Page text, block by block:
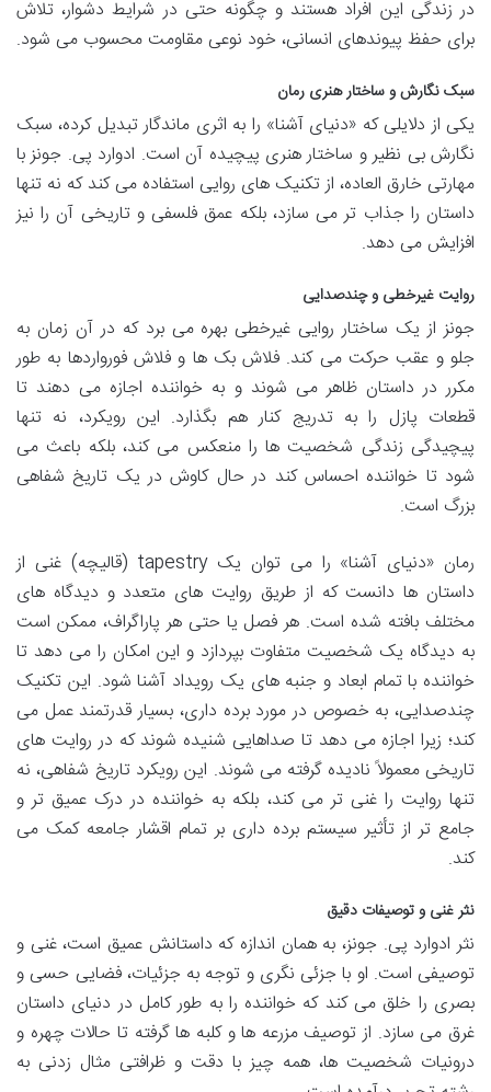
در زندگی این افراد هستند و چگونه حتی در شرایط دشوار، تلاش
برای حفظ پیوندهای انسانی، خود نوعی مقاومت محسوب می شود.
سبک نگارش و ساختار هنری رمان
یکی از دلایلی که «دنیای آشنا» را به اثری ماندگار تبدیل کرده، سبک
نگارش بی نظیر و ساختار هنری پیچیده آن است. ادوارد پی. جونز با
مهارتی خارق العاده، از تکنیک های روایی استفاده می کند که نه تنها
داستان را جذاب تر می سازد، بلکه عمق فلسفی و تاریخی آن را نیز
افزایش می دهد.
روایت غیرخطی و چندصدایی
جونز از یک ساختار روایی غیرخطی بهره می برد که در آن زمان به
جلو و عقب حرکت می کند. فلاش بک ها و فلاش فورواردها به طور
مکرر در داستان ظاهر می شوند و به خواننده اجازه می دهند تا
قطعات پازل را به تدریج کنار هم بگذارد. این رویکرد، نه تنها
پیچیدگی زندگی شخصیت ها را منعکس می کند، بلکه باعث می
شود تا خواننده احساس کند در حال کاوش در یک تاریخ شفاهی
بزرگ است.
رمان «دنیای آشنا» را می توان یک tapestry (قالیچه) غنی از
داستان ها دانست که از طریق روایت های متعدد و دیدگاه های
مختلف بافته شده است. هر فصل یا حتی هر پاراگراف، ممکن است
به دیدگاه یک شخصیت متفاوت بپردازد و این امکان را می دهد تا
خواننده با تمام ابعاد و جنبه های یک رویداد آشنا شود. این تکنیک
چندصدایی، به خصوص در مورد برده داری، بسیار قدرتمند عمل می
کند؛ زیرا اجازه می دهد تا صداهایی شنیده شوند که در روایت های
تاریخی معمولاً نادیده گرفته می شوند. این رویکرد تاریخ شفاهی، نه
تنها روایت را غنی تر می کند، بلکه به خواننده در درک عمیق تر و
جامع تر از تأثیر سیستم برده داری بر تمام اقشار جامعه کمک می
کند.
نثر غنی و توصیفات دقیق
نثر ادوارد پی. جونز، به همان اندازه که داستانش عمیق است، غنی و
توصیفی است. او با جزئی نگری و توجه به جزئیات، فضایی حسی و
بصری را خلق می کند که خواننده را به طور کامل در دنیای داستان
غرق می سازد. از توصیف مزرعه ها و کلبه ها گرفته تا حالات چهره و
درونیات شخصیت ها، همه چیز با دقت و ظرافتی مثال زدنی به